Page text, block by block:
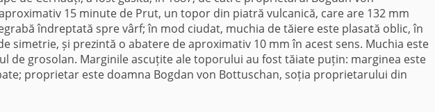
15 minute de Prut, un topor din piatră vulcanică, care are 132 mm
îndreptată spre vârf; în mod ciudat, muchia de tăiere este plasată oblic, în
simetrie, și prezintă o abatere de aproximativ 10 mm în acest sens. Muchia este
de grosolan. Marginile ascuțite ale toporului au fost tăiate puțin: marginea este
proprietar este doamna Bogdan von Bottuschan, soția proprietarului din